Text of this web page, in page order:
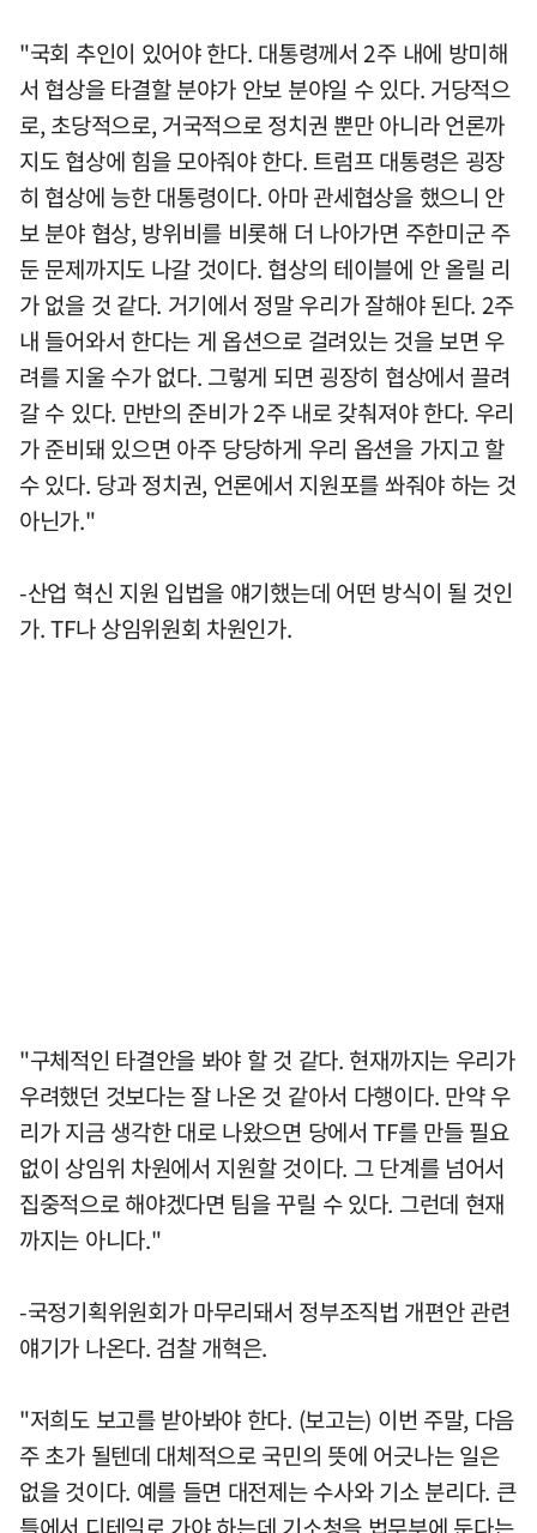
"국회 추인이 있어야 한다. 대통령께서 2주 내에 방미해
서 협상을 타결할 분야가 안보 분야일 수 있다. 거당적으
로, 초당적으로, 거국적으로 정치권 뿐만 아니라 언론까
지도 협상에 힘을 모아줘야 한다. 트럼프 대통령은 굉장
히 협상에 능한 대통령이다. 아마 관세협상을 했으니 안
보 분야 협상, 방위비를 비롯해 더 나아가면 주한미군 주
둔 문제까지도 나갈 것이다. 협상의 테이블에 안 올릴 리
가 없을 것 같다. 거기에서 정말 우리가 잘해야 된다. 2주
내 들어와서 한다는 게 옵션으로 걸려있는 것을 보면 우
려를 지울 수가 없다. 그렇게 되면 굉장히 협상에서 끌려
갈 수 있다. 만반의 준비가 2주 내로 갖춰져야 한다. 우리
가 준비돼 있으면 아주 당당하게 우리 옵션을 가지고 할
수 있다. 당과 정치권, 언론에서 지원포를 쏴줘야 하는 것
아닌가."
-산업 혁신 지원 입법을 얘기했는데 어떤 방식이 될 것인
가. TF나 상임위원회 차원인가.
"구체적인 타결안을 봐야 할 것 같다. 현재까지는 우리가
우려했던 것보다는 잘 나온 것 같아서 다행이다. 만약 우
리가 지금 생각한 대로 나왔으면 당에서 TF를 만들 필요
없이 상임위 차원에서 지원할 것이다. 그 단계를 넘어서
집중적으로 해야겠다면 팀을 꾸릴 수 있다. 그런데 현재
까지는 아니다."
-국정기획위원회가 마무리돼서 정부조직법 개편안 관련
얘기가 나온다. 검찰 개혁은.
"저희도 보고를 받아봐야 한다. (보고는) 이번 주말, 다음
주 초가 될텐데 대체적으로 국민의 뜻에 어긋나는 일은
없을 것이다. 예를 들면 대전제는 수사와 기소 분리다. 큰